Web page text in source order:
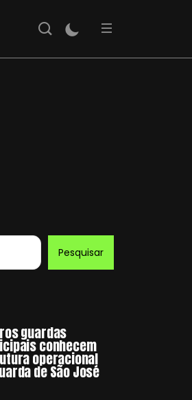
Pesquisar
guardas
conhecem
operacional
de São José